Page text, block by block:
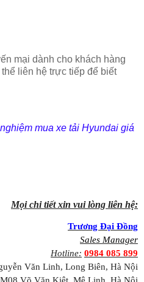
mại dành cho khách hàng
liên hệ trực tiếp để biết
mua xe tải Hyundai giá
Mọi chi tiết xin vui lòng liên hệ:
Trương Đại Đồng
Sales Manager
Hotline: 0984 085 899
Văn Linh, Long Biên, Hà Nội